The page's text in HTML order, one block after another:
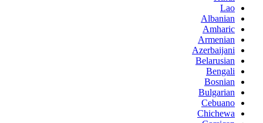
Lao
Albanian
Amharic
Armenian
Azerbaijani
Belarusian
Bengali
Bosnian
Bulgarian
Cebuano
Chichewa